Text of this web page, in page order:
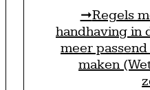
Regels
handhaving in
meer
maken